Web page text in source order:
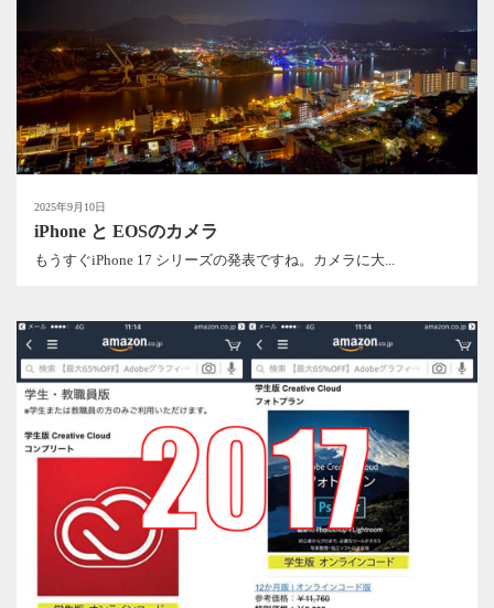
2025年9月10日
iPhone と EOSのカメラ
もうすぐiPhone 17 シリーズの発表ですね。カメラに大...